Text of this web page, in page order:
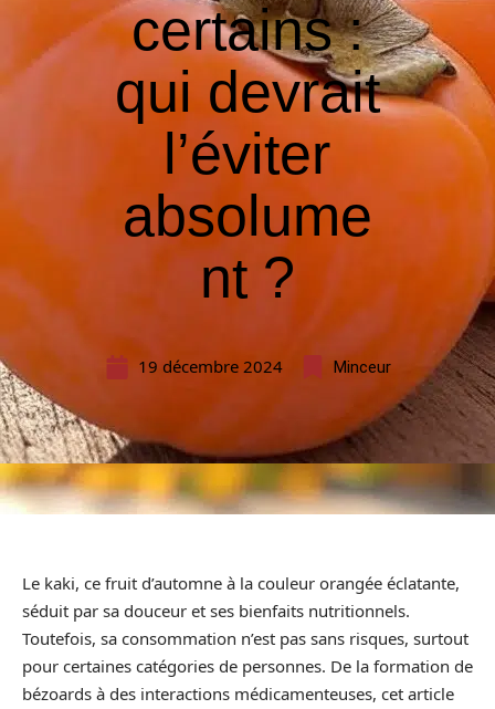
certains :
qui devrait
l’éviter
absolume
nt ?
19 décembre 2024 Minceur
Le kaki, ce fruit d’automne à la couleur orangée éclatante,
séduit par sa douceur et ses bienfaits nutritionnels.
Toutefois, sa consommation n’est pas sans risques, surtout
pour certaines catégories de personnes. De la formation de
bézoards à des interactions médicamenteuses, cet article